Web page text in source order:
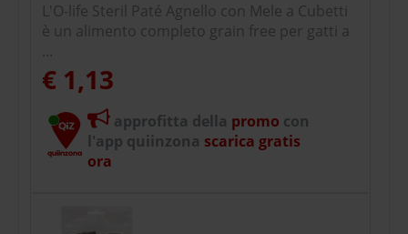
L'O-life Steril Paté Agnello con Mele a Cubetti
è un alimento completo grain free per gatti a
...
€ 1,13
approfitta della promo con
l'app quiinzona scarica gratis
ora